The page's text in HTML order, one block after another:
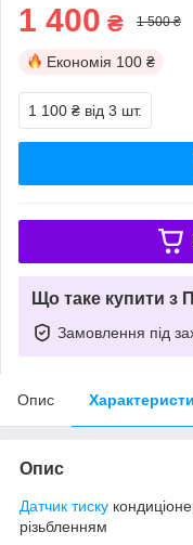
1 400 ₴ 1 500 ₴
Економія 100 ₴
1 100 ₴ від 3 шт.
Що таке купити з
Замовлення під
Опис
Опис
Датчик тиску
різьбленням